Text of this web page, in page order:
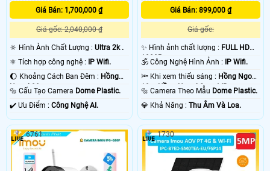
Giá Bán: 1,700,000 ₫
Giá gốc: 2,040,000 ₫
🔆 Hình Ành Chất Lượng : Ultra 2k .
⚛️ Tích hợp công nghệ :
IP Wifi.
🌔 Khoảng Cách Ban Đêm : Hồng
Ngoại 20m .
🔩 Cấu Tạo Camera Dome Plastic.
️✔️ Ưu Điểm : Công Nghệ AI.
Giá Bán: 899,000 ₫
Giá gốc:
✨ Hình ảnh chất lượng : FULL HD
1080P .
🕉️ Công Nghệ Hình Ảnh :
IP Wifi.
🔦 Khi xem thiếu sáng : Hồng Ngoại
10m Hồng Ngoại Smart IR.
🔩 Camera Theo Mẫu Dome Plastic.
️💎 Khả Năng :Thu Âm Và Loa.
6761 1730